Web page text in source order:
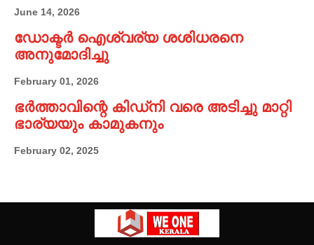
June 14, 2026
ഡോക്ടർ ഐശ്വര്യ ശശിധരനെ
അനുമോദിച്ചു
February 01, 2026
ഭർത്താവിന്റെ കിഡ്നി വരെ അടിച്ചു മാറ്റി
ഭാര്യയും കാമുകനും
February 02, 2025